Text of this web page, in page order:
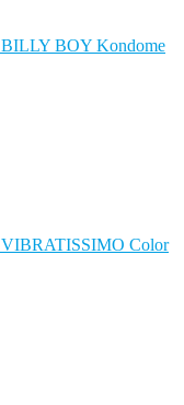
BILLY BOY Kondome
VIBRATISSIMO Color